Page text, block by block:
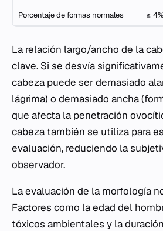
Porcentaje de formas normales ≥ 4%
La relación largo/ancho de la
clave. Si se desvía
cabeza puede ser demasiado
lágrima) o demasiado ancha
que afecta la penetración
cabeza también se utiliza para
evaluación, reduciendo la
observador.
La evaluación de la morfología
Factores como la edad del
tóxicos ambientales y la